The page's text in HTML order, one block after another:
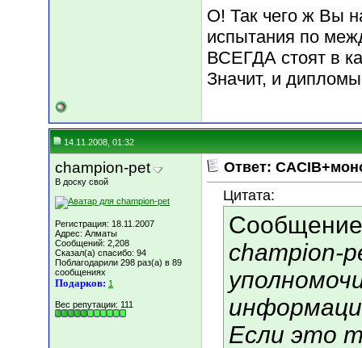
О! Так чего ж Вы
испытания по
ВСЕГДА стоят в
Значит, и
14.11.2008, 01:32
champion-pet
В доску свой
Регистрация: 18.11.2007
Адрес: Алматы
Сообщений: 2,208
Сказал(а) спасибо: 94
Поблагодарили 298 раз(а) в 89
сообщениях
Подарков: 1
Вес репутации: 111
Ответ:
Цитата:
champion-
Если это